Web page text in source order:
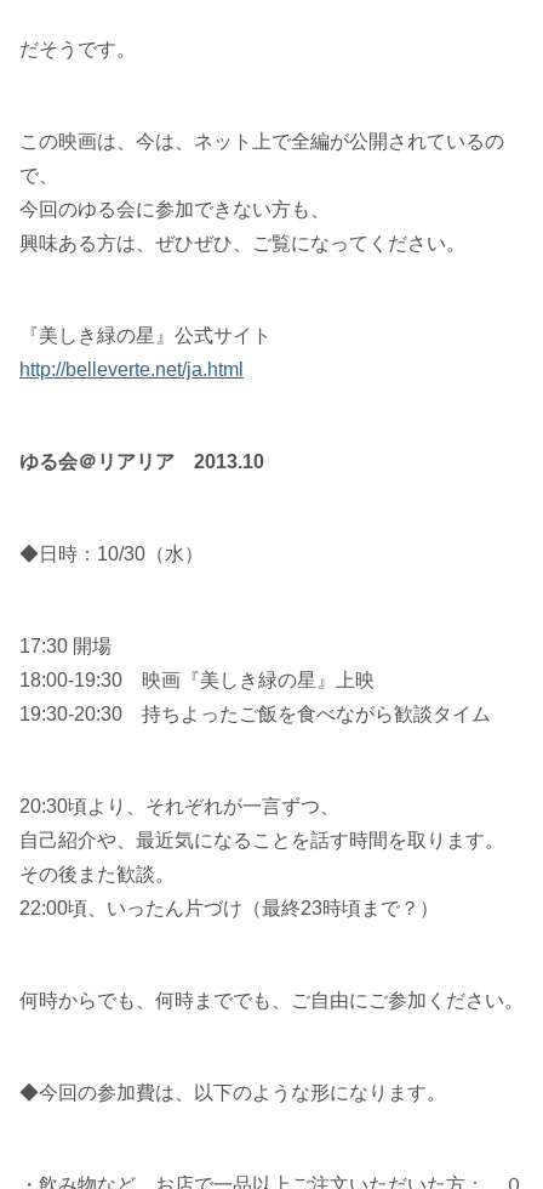
だそうです。
この映画は、今は、ネット上で全編が公開されているの
で、
今回のゆる会に参加できない方も、
興味ある方は、ぜひぜひ、ご覧になってください。
『美しき緑の星』公式サイト
http://belleverte.net/ja.html
ゆる会＠リアリア 2013.10
◆日時：10/30（水）
17:30 開場
18:00-19:30 映画『美しき緑の星』上映
19:30-20:30 持ちよったご飯を食べながら歓談タイム
20:30頃より、それぞれが一言ずつ、
自己紹介や、最近気になることを話す時間を取ります。
その後また歓談。
22:00頃、いったん片づけ（最終23時頃まで？）
何時からでも、何時まででも、ご自由にご参加ください。
◆今回の参加費は、以下のような形になります。
・飲み物など、お店で一品以上ご注文いただいた方： ０